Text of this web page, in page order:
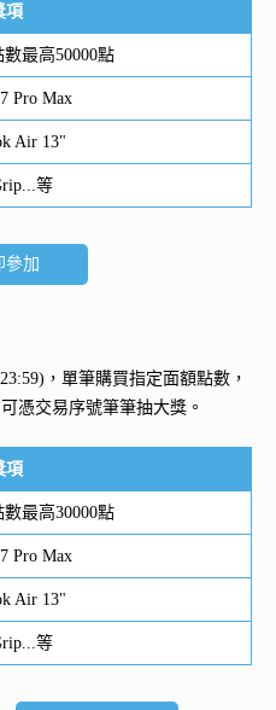
項
最高50000點
Pro Max
Air 13"
等
參加
，單筆購買指定面額點數，
可憑交易序號筆筆抽大獎。
項
最高30000點
Pro Max
Air 13"
等